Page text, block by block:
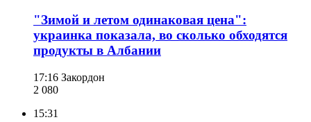
"Зимой и летом одинаковая цена":
украинка показала, во сколько обходятся
продукты в Албании
17:16 Закордон
2 080
15:31